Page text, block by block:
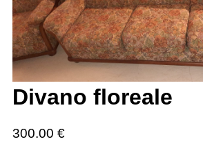
Divano floreale
300.00 €